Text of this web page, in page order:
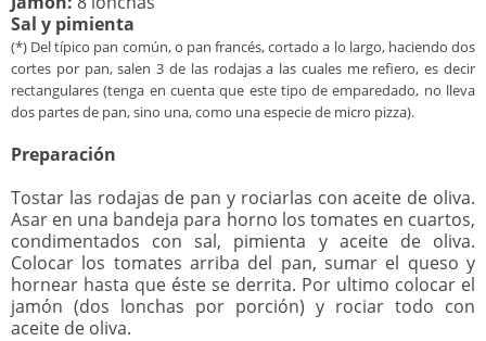
Sal y pimienta
(*) Del típico pan común, o pan francés, cortado a lo largo, haciendo dos
cortes por pan, salen 3 de las rodajas a las cuales me refiero, es decir
rectangulares (tenga en cuenta que este tipo de emparedado, no lleva
dos partes de pan, sino una, como una especie de micro pizza).
Preparación
Tostar las rodajas de pan y rociarlas con aceite de oliva.
Asar en una bandeja para horno los tomates en cuartos,
condimentados con sal, pimienta y aceite de oliva.
Colocar los tomates arriba del pan, sumar el queso y
hornear hasta que éste se derrita. Por ultimo colocar el
jamón (dos lonchas por porción) y rociar todo con
aceite de oliva.